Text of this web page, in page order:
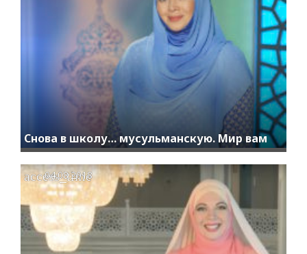
Снова в школу… мусульманскую. Мир вам
access_time
04.08.2018